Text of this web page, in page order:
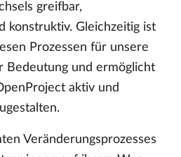
greifbar,
konstruktiv. Gleichzeitig ist
Prozessen für unsere
Bedeutung und ermöglicht
aktiv und
Veränderungsprozesses